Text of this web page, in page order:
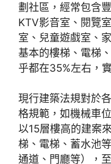
劃社區，經常包含
KTV影音室、閱覽
室、兒童遊戲室、
基本的樓梯、電梯
乎都在35%左右，
現行建築法規對於
格規範，如機械車
以15層樓高的建案
梯、電梯、蓄水池
通道、門廳等），